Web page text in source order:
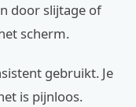
door slijtage of
scherm.
gebruikt. Je
is pijnloos.